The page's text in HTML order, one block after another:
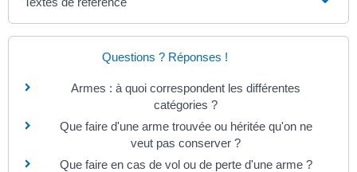
Questions ? Réponses !
Armes : à quoi correspondent les différentes
catégories ?
Que faire d'une arme trouvée ou héritée qu'on ne
veut pas conserver ?
Que faire en cas de vol ou de perte d'une arme ?